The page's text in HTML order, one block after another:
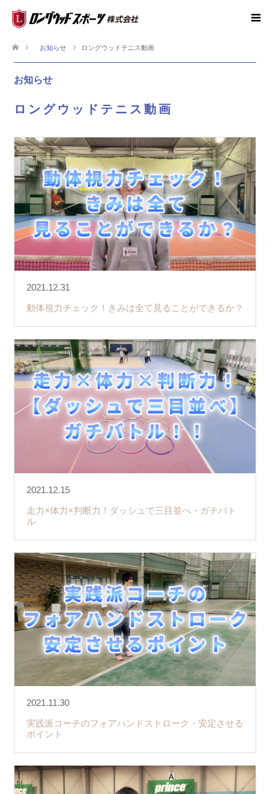
お知らせ ロングウッドテニス動画
お知らせ
ロングウッドテニス動画
2021.12.31
動体視力チェック！きみは全て見ることができるか？
2021.12.15
走力×体力×判断力！ダッシュで三目並べ・ガチバト
ル
2021.11.30
実践派コーチのフォアハンドストローク・安定させる
ポイント